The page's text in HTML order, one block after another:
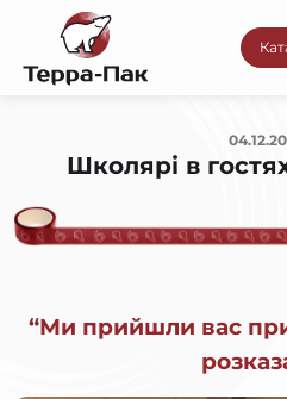
Школярі в
“Ми прийшли вас